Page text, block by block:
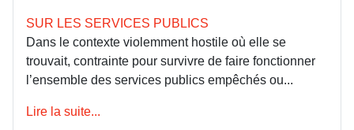
SUR LES SERVICES PUBLICS
Dans le contexte violemment hostile où elle se
trouvait, contrainte pour survivre de faire fonctionner
l’ensemble des services publics empêchés ou...
Lire la suite...